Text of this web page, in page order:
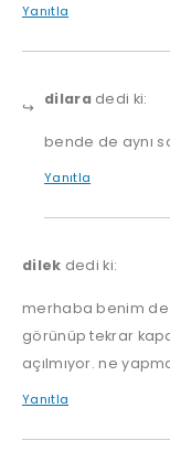
Yanıtla
dilara dedi ki:
bende de aynı
Yanıtla
dilek dedi ki:
merhaba benim de
görünüp tekrar
açılmıyor. ne
Yanıtla